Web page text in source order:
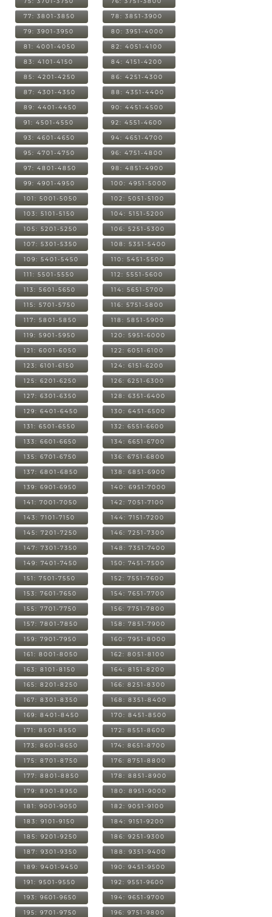
77: 3801-3850 78: 3851-3900
79: 3901-3950 80: 3951-4000
81: 4001-4050 82: 4051-4100
83: 4101-4150 84: 4151-4200
85: 4201-4250 86: 4251-4300
87: 4301-4350 88: 4351-4400
89: 4401-4450 90: 4451-4500
91: 4501-4550 92: 4551-4600
93: 4601-4650 94: 4651-4700
95: 4701-4750 96: 4751-4800
97: 4801-4850 98: 4851-4900
99: 4901-4950 100: 4951-5000
101: 5001-5050 102: 5051-5100
103: 5101-5150 104: 5151-5200
105: 5201-5250 106: 5251-5300
107: 5301-5350 108: 5351-5400
109: 5401-5450 110: 5451-5500
111: 5501-5550 112: 5551-5600
113: 5601-5650 114: 5651-5700
115: 5701-5750 116: 5751-5800
117: 5801-5850 118: 5851-5900
119: 5901-5950 120: 5951-6000
121: 6001-6050 122: 6051-6100
123: 6101-6150 124: 6151-6200
125: 6201-6250 126: 6251-6300
127: 6301-6350 128: 6351-6400
129: 6401-6450 130: 6451-6500
131: 6501-6550 132: 6551-6600
133: 6601-6650 134: 6651-6700
135: 6701-6750 136: 6751-6800
137: 6801-6850 138: 6851-6900
139: 6901-6950 140: 6951-7000
141: 7001-7050 142: 7051-7100
143: 7101-7150 144: 7151-7200
145: 7201-7250 146: 7251-7300
147: 7301-7350 148: 7351-7400
149: 7401-7450 150: 7451-7500
151: 7501-7550 152: 7551-7600
153: 7601-7650 154: 7651-7700
155: 7701-7750 156: 7751-7800
157: 7801-7850 158: 7851-7900
159: 7901-7950 160: 7951-8000
161: 8001-8050 162: 8051-8100
163: 8101-8150 164: 8151-8200
165: 8201-8250 166: 8251-8300
167: 8301-8350 168: 8351-8400
169: 8401-8450 170: 8451-8500
171: 8501-8550 172: 8551-8600
173: 8601-8650 174: 8651-8700
175: 8701-8750 176: 8751-8800
177: 8801-8850 178: 8851-8900
179: 8901-8950 180: 8951-9000
181: 9001-9050 182: 9051-9100
183: 9101-9150 184: 9151-9200
185: 9201-9250 186: 9251-9300
187: 9301-9350 188: 9351-9400
189: 9401-9450 190: 9451-9500
191: 9501-9550 192: 9551-9600
193: 9601-9650 194: 9651-9700
195: 9701-9750 196: 9751-9800